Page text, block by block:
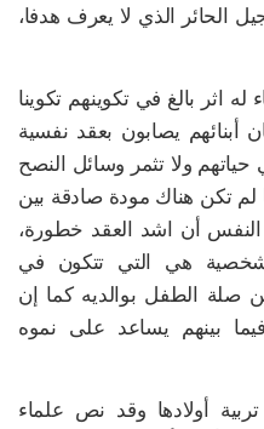
الحائر الذي لا يعرف هدفا،
له اثر بالغ في تكوينهم تكوينا
أبنائهم يصابون بعقد نفسية
ولا تثمر وسائل النصح
لم تكن هناك مودة صادقة بين
النفس أن اشد العقد خطورة،
هي التي تتكون في
صلة الطفل بوالديه كما إن
بينهم يساعد على نموه
أولادها وقد نص علماء